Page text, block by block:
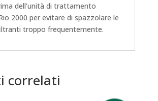
dell’unità di trattamento
2000 per evitare di spazzolare le
troppo frequentemente.
correlati